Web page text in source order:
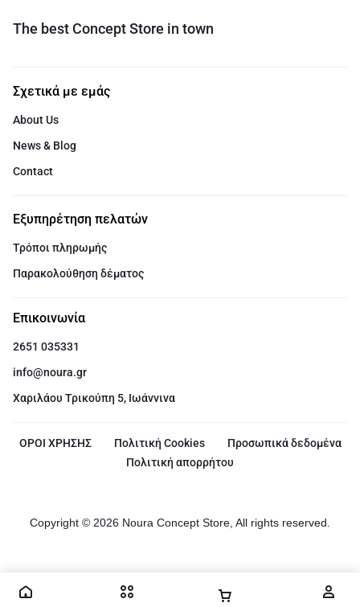
The best Concept Store in town
Σχετικά με εμάς
About Us
News & Blog
Contact
Εξυπηρέτηση πελατών
Τρόποι πληρωμής
Παρακολούθηση δέματος
Επικοινωνία
2651 035331
info@noura.gr
Χαριλάου Τρικούπη 5, Ιωάννινα
ΟΡΟΙ ΧΡΗΣΗΣ Πολιτική Cookies
Προσωπικά δεδομένα
Πολιτική απορρήτου
Copyright © 2026 Noura Concept Store, All rights reserved.